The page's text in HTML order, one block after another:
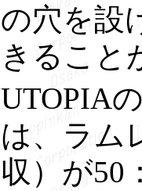
の穴を設
きること
UTOPIA
は、ラム
収）が50